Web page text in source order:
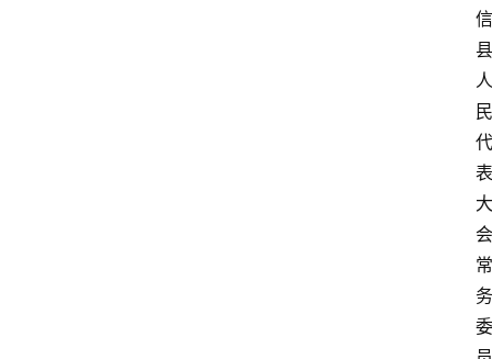
信
县
人
民
代
表
大
会
常
务
委